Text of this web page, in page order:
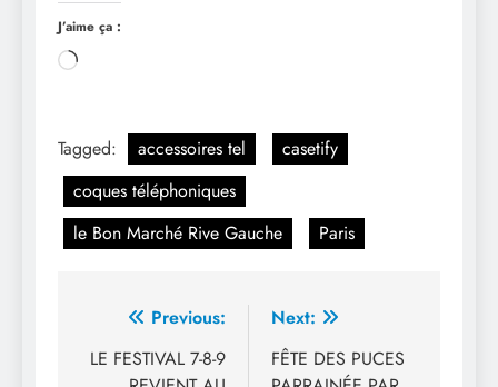
J’aime ça :
Chargement…
Tagged: accessoires tel
casetify
coques téléphoniques
le Bon Marché Rive Gauche
Paris
Navigation
de
Previous:
LE FESTIVAL 7-8-9
Next:
FÊTE DES PUCES